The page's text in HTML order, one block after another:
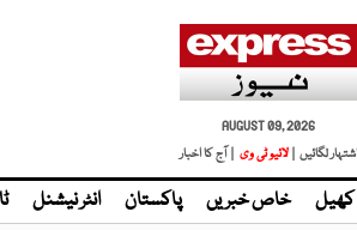
AUGUST 09, 2026
اشتہار لگائیں | لائیو ٹی وی | آج کا اخبار
کھیل خاص خبریں پاکستان انٹر نیشنل